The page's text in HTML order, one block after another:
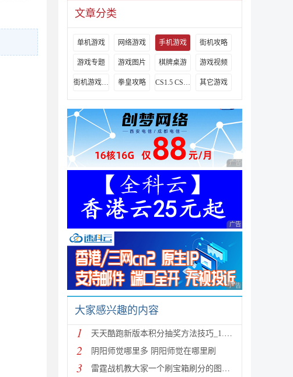
文章分类
单机游戏 网络游戏 手机游戏 街机攻略
游戏专题 游戏图片 棋牌桌游 游戏视频
街机游戏出招表 拳皇攻略 CS1.5 CS1.6攻略 其它游戏
广告 商业广告，理性
广告 商业广告，理性
广告 商业广告，理性
大家感兴趣的内容
1 天天酷跑新版本积分抽奖方法技巧_1.0.8.0版新人物新坐
2 阴阳师觉哪里多 阴阳师觉在哪里刷
3 雷霆战机教大家一个刷宝箱刷分的图文教程